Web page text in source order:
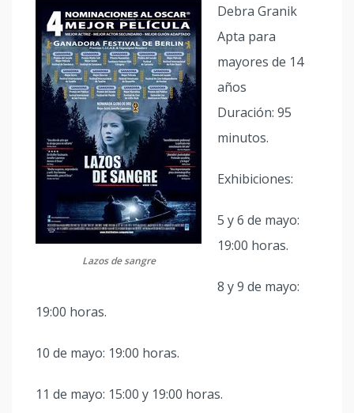
Lazos de sangre
Debra Granik
Apta para
mayores de 14
años
Duración: 95
minutos.
Exhibiciones:
5 y 6 de mayo:
19:00 horas.
8 y 9 de mayo:
19:00 horas.
10 de mayo: 19:00 horas.
11 de mayo: 15:00 y 19:00 horas.